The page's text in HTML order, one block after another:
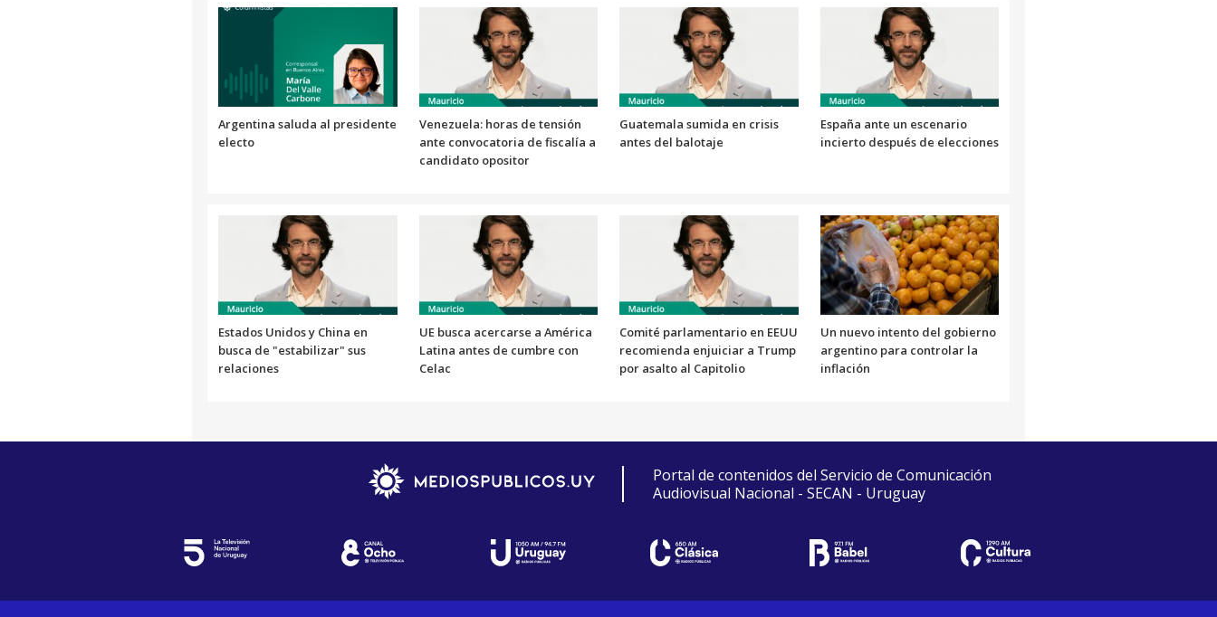
volumen.
Argentina saluda al presidente
electo
Venezuela: horas de tensión
ante convocatoria de fiscalía a
candidato opositor
Guatemala sumida en crisis
antes del balotaje
España ante un escenario
incierto después de elecciones
Estados Unidos y China en
busca de "estabilizar" sus
relaciones
UE busca acercarse a América
Latina antes de cumbre con
Celac
Comité parlamentario en EEUU
recomienda enjuiciar a Trump
por asalto al Capitolio
Un nuevo intento del gobierno
argentino para controlar la
inflación
Portal de contenidos del Servicio de Comunicación
Audiovisual Nacional - SECAN - Uruguay